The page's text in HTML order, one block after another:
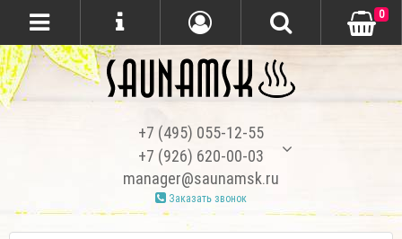
+7 (495) 055-12-55
+7 (926) 620-00-03
manager@saunamsk.ru
Заказать звонок
0